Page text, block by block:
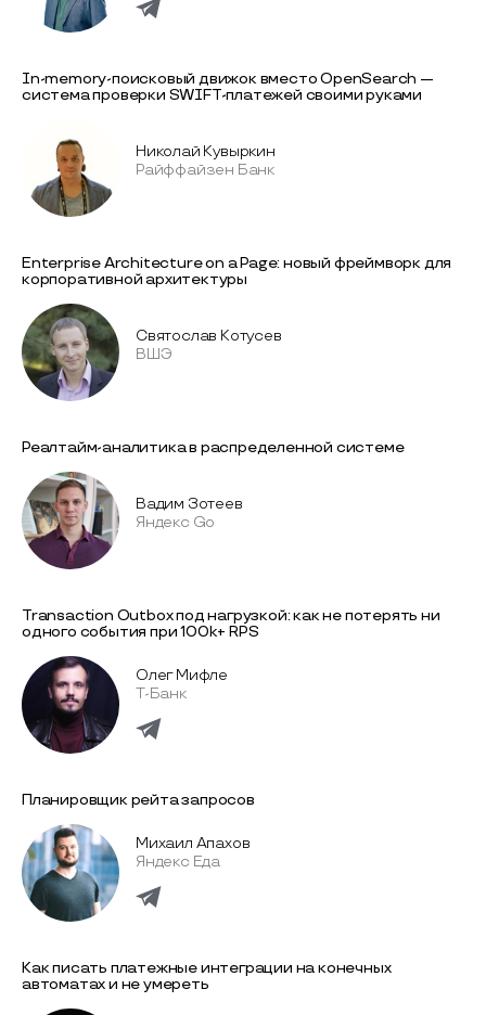
In-memory-поисковый движок вместо OpenSearch —
система проверки SWIFT-платежей своими руками
Николай Кувыркин
Райффайзен Банк
Enterprise Architecture on a Page: новый фреймворк для
корпоративной архитектуры
Святослав Котусев
ВШЭ
Реалтайм-аналитика в распределенной системе
Вадим Зотеев
Яндекс Go
Transaction Outbox под нагрузкой: как не потерять ни
одного события при 100k+ RPS
Олег Мифле
Т-Банк
Планировщик рейта запросов
Михаил Апахов
Яндекс Еда
Как писать платежные интеграции на конечных
автоматах и не умереть